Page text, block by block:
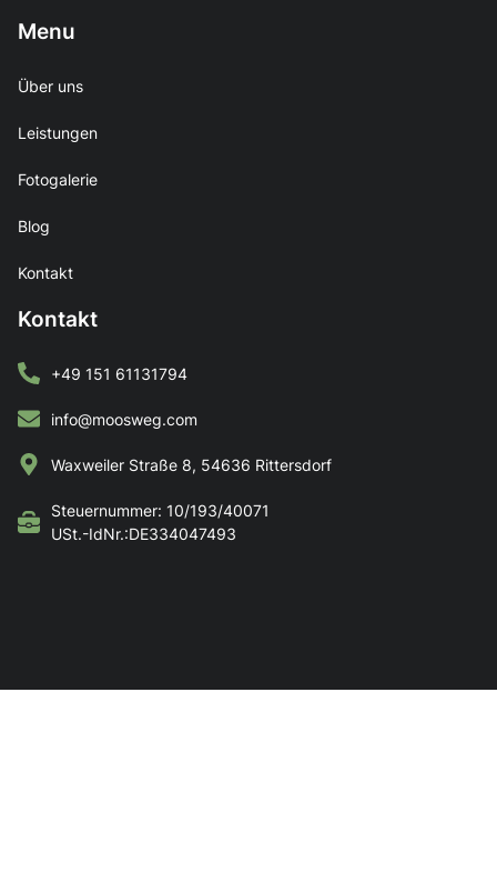
Menu
Über uns
Leistungen
Fotogalerie
Blog
Kontakt
Kontakt
+49 151 61131794
info@moosweg.com
Waxweiler Straße 8, 54636 Rittersdorf
Steuernummer: 10/193/40071
USt.-IdNr.:DE334047493